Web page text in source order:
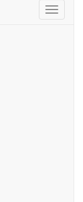
Toggle
navigation